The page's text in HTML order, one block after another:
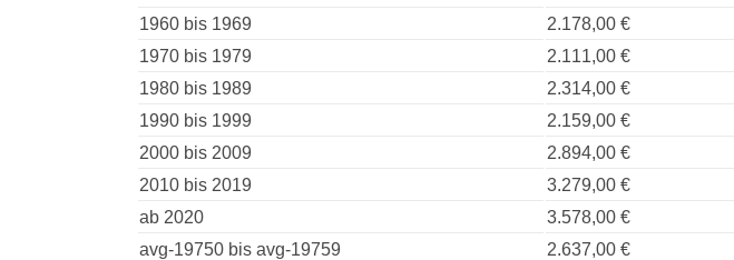
1960 bis 1969
2.178,00 €
1970 bis 1979
2.111,00 €
1980 bis 1989
2.314,00 €
1990 bis 1999
2.159,00 €
2000 bis 2009
2.894,00 €
2010 bis 2019
3.279,00 €
ab 2020
3.578,00 €
avg-19750 bis avg-19759
2.637,00 €